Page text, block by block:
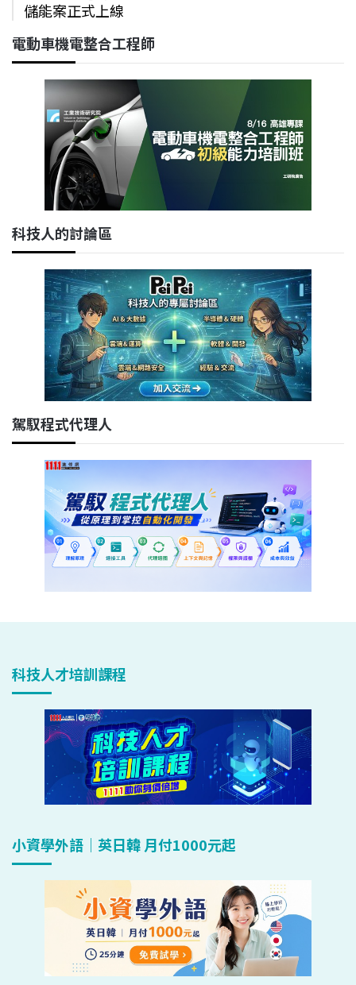
儲能案正式上線
電動車機電整合工程師
科技人的討論區
駕馭程式代理人
科技人才培訓課程
小資學外語｜英日韓 月付1000元起